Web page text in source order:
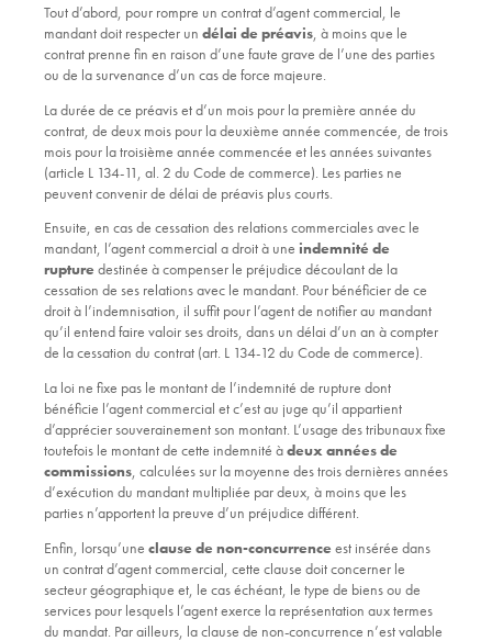
Tout d’abord, pour rompre un contrat d’agent commercial, le
mandant doit respecter un délai de préavis, à moins que le
contrat prenne fin en raison d’une faute grave de l’une des parties
ou de la survenance d’un cas de force majeure.
La durée de ce préavis et d’un mois pour la première année du
contrat, de deux mois pour la deuxième année commencée, de trois
mois pour la troisième année commencée et les années suivantes
(article L 134-11, al. 2 du Code de commerce). Les parties ne
peuvent convenir de délai de préavis plus courts.
Ensuite, en cas de cessation des relations commerciales avec le
mandant, l’agent commercial a droit à une indemnité de
rupturedestinée à compenser le préjudice découlant de la
cessation de ses relations avec le mandant. Pour bénéficier de ce
droit à l’indemnisation, il suffit pour l’agent de notifier au mandant
qu’il entend faire valoir ses droits, dans un délai d’un an à compter
de la cessation du contrat (art. L 134-12 du Code de commerce).
La loi ne fixe pas le montant de l’indemnité de rupture dont
bénéficie l’agent commercial et c’est au juge qu’il appartient
d’apprécier souverainement son montant. L’usage des tribunaux fixe
toutefois le montant de cette indemnité àdeux années de
commissions, calculées sur la moyenne des trois dernières années
d’exécution du mandant multipliée par deux, à moins que les
parties n’apportent la preuve d’un préjudice différent.
Enfin, lorsqu’une clause de non-concurrenceest insérée dans
un contrat d’agent commercial, cette clause doit concerner le
secteur géographique et, le cas échéant, le type de biens ou de
services pour lesquels l’agent exerce la représentation aux termes
du mandat. Par ailleurs, la clause de non-concurrence n’est valable